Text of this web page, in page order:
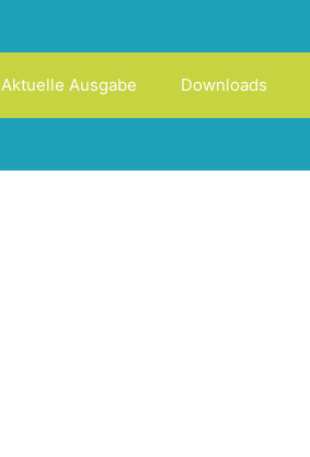
Aktuelle Ausgabe Downloads